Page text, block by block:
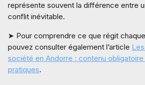
représente souvent la différence entre
conflit inévitable.
➤ Pour comprendre ce que régit
pouvez consulter également l’article
société en Andorre : contenu
pratiques.